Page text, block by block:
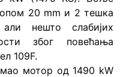
20 mm и 2 тешка
нешто слабијих
због повећања
109F.
мотор од 1490 kW